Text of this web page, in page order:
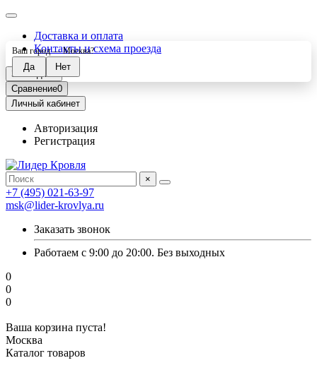
Доставка и оплата
Контакты и схема проезда
Закладки0
Сравнение0
Личный кабинет
Авторизация
Регистрация
×
+7 (495) 021-63-97
msk@lider-krovlya.ru
Заказать звонок
Работаем с 9:00 до 20:00. Без выходных
0
0
0
Ваша корзина пуста!
Москва
Ваш город —Москва?
Каталог товаров